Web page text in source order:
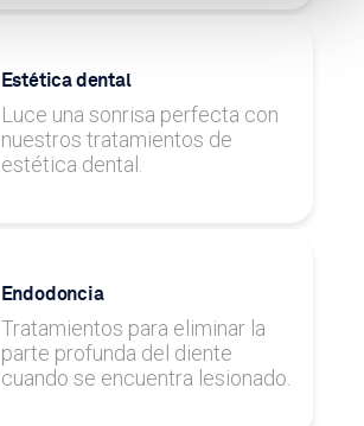
Estética dental
Luce una sonrisa perfecta con
nuestros tratamientos de
estética dental.
Endodoncia
Tratamientos para eliminar la
parte profunda del diente
cuando se encuentra lesionado.